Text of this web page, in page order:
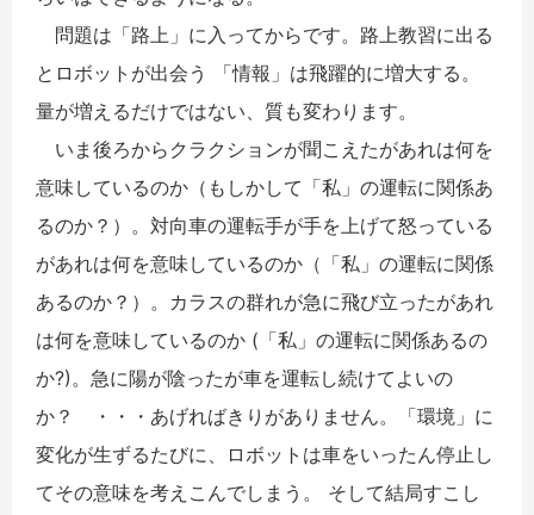
問題は「路上」に入ってからです。路上教習に出る
とロボットが出会う 「情報」は飛躍的に増大する。
量が増えるだけではない、質も変わります。
いま後ろからクラクションが聞こえたがあれは何を
意味しているのか（もしかして「私」の運転に関係あ
るのか？）。対向車の運転手が手を上げて怒っている
があれは何を意味しているのか（「私」の運転に関係
あるのか？）。カラスの群れが急に飛び立ったがあれ
は何を意味しているのか (「私」の運転に関係あるの
か?)。急に陽が陰ったが車を運転し続けてよいの
か？ ・・・あげればきりがありません。「環境」に
変化が生ずるたびに、ロボットは車をいったん停止し
てその意味を考えこんでしまう。 そして結局すこし